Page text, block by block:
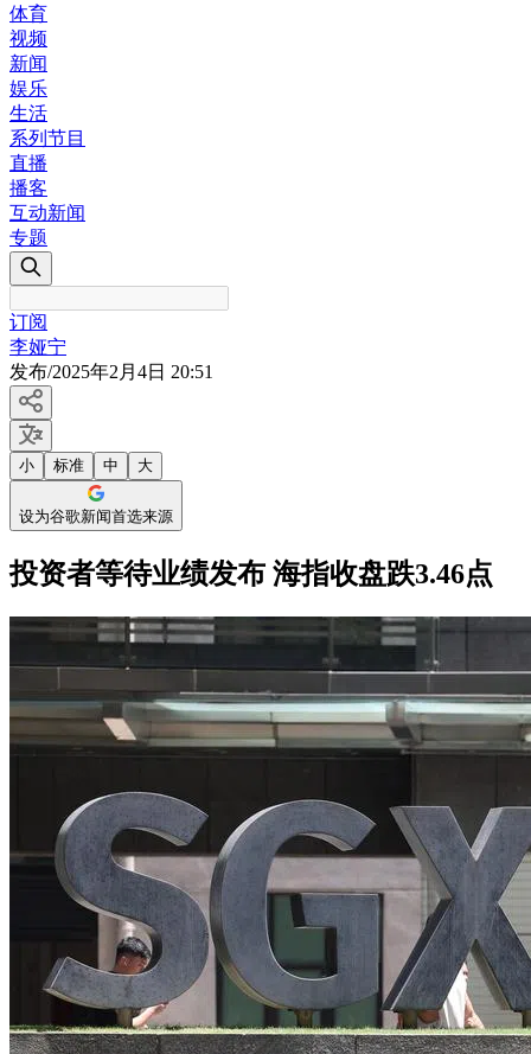
体育
视频
新闻
娱乐
生活
系列节目
直播
播客
互动新闻
专题
订阅
李娅宁
发布/2025年2月4日 20:51
小 标准 中 大
设为谷歌新闻首选来源
投资者等待业绩发布 海指收盘跌3.46点